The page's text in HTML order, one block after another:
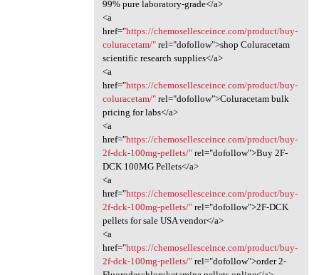
99% pure laboratory-grade</a>
<a
href="https://chemosellesceince.com/product/buy-
coluracetam/"rel="dofollow">shop Coluracetam
scientific research supplies</a>
<a
href="https://chemosellesceince.com/product/buy-
coluracetam/"rel="dofollow">Coluracetam bulk
pricing for labs</a>
<a
href="https://chemosellesceince.com/product/buy-
2f-dck-100mg-pellets/"rel="dofollow">Buy 2F-
DCK 100MG Pellets</a>
<a
href="https://chemosellesceince.com/product/buy-
2f-dck-100mg-pellets/"rel="dofollow">2F-DCK
pellets for sale USA vendor</a>
<a
href="https://chemosellesceince.com/product/buy-
2f-dck-100mg-pellets/"rel="dofollow">order 2-